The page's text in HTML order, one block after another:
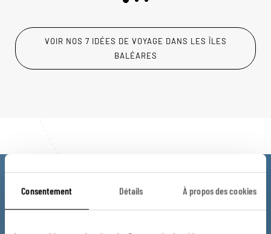
Consentement Détails À propos des cookies
VOIR NOS 7 IDÉES DE VOYAGE DANS LES ÎLES
BALÉARES
Luciole,
l'appli qui vous guide dans les